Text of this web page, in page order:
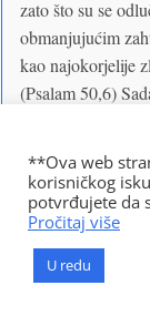
zato što su se
obmanjujućim
kao najokorjelije
(Psalam 50,6)
Jahvini’.“ On je
ulje radosti
duha očajna“.
mučeni,
Gospodinom.
**Ova web
korisničkog
potvrđujete da
Pročitaj više
U redu